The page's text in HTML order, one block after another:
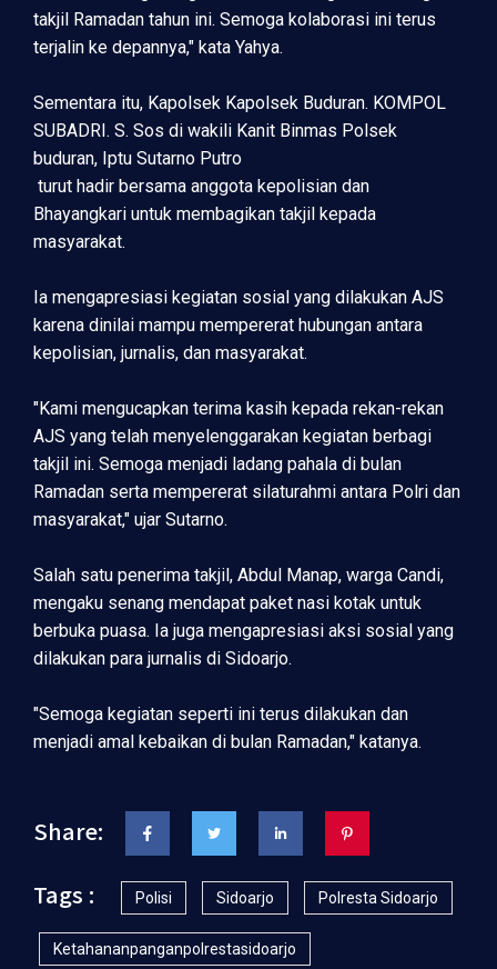
takjil Ramadan tahun ini. Semoga kolaborasi ini terus
terjalin ke depannya," kata Yahya.
Sementara itu, Kapolsek Kapolsek Buduran. KOMPOL
SUBADRI. S. Sos di wakili Kanit Binmas Polsek
buduran, Iptu Sutarno Putro
turut hadir bersama anggota kepolisian dan
Bhayangkari untuk membagikan takjil kepada
masyarakat.
Ia mengapresiasi kegiatan sosial yang dilakukan AJS
karena dinilai mampu mempererat hubungan antara
kepolisian, jurnalis, dan masyarakat.
"Kami mengucapkan terima kasih kepada rekan-rekan
AJS yang telah menyelenggarakan kegiatan berbagi
takjil ini. Semoga menjadi ladang pahala di bulan
Ramadan serta mempererat silaturahmi antara Polri dan
masyarakat," ujar Sutarno.
Salah satu penerima takjil, Abdul Manap, warga Candi,
mengaku senang mendapat paket nasi kotak untuk
berbuka puasa. Ia juga mengapresiasi aksi sosial yang
dilakukan para jurnalis di Sidoarjo.
"Semoga kegiatan seperti ini terus dilakukan dan
menjadi amal kebaikan di bulan Ramadan," katanya.
Share:
Tags :
Polisi Sidoarjo Polresta Sidoarjo
Ketahananpanganpolrestasidoarjo